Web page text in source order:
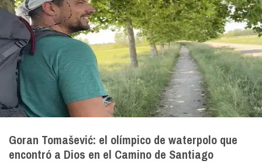
Goran Tomašević: el olímpico de waterpolo que
encontró a Dios en el Camino de Santiago